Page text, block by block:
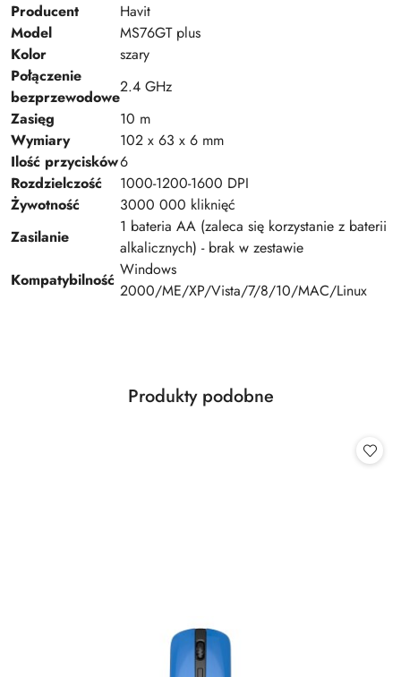
Producent
Havit
Model
MS76GT plus
Kolor
szary
Połączenie
bezprzewodowe
2.4 GHz
Zasięg
10 m
Wymiary
102 x 63 x 6 mm
Ilość przycisków6
Rozdzielczość
1000-1200-1600 DPI
Żywotność
3000 000 kliknięć
Zasilanie
1 bateria AA (zaleca się korzystanie z baterii
alkalicznych) - brak w zestawie
Kompatybilność
Windows
2000/ME/XP/Vista/7/8/10/MAC/Linux
Pomiń karuzelę produktów
Produkty
Produkty podobne